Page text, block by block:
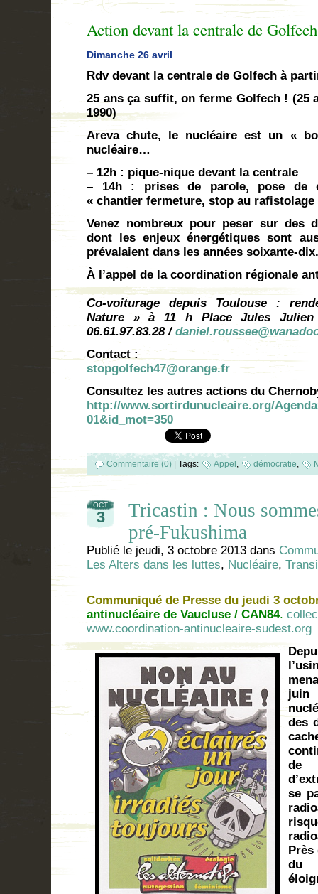
Action devant la centrale de Golfech
Dimanche 26 avril
Rdv devant la centrale de Golfech à
25 ans ça suffit, on ferme Golfech ! (25
1990)
Areva chute, le nucléaire est un «
nucléaire…
– 12h : pique-nique devant la centrale
– 14h : prises de parole, pose de
« chantier fermeture, stop au
Venez nombreux pour peser sur des
dont les enjeux énergétiques sont
prévalaient dans les années soixante-dix.
À l’appel de la coordination régionale
Co-voiturage depuis Toulouse :
Nature » à 11 h Place Jules Julien
06.61.97.83.28 /
Contact :
stopgolfech47@orange.fr
Consultez les autres actions du
http://www.sortirdunucleaire.org/
01&id_mot=350
Commentaire (0) Tags: Appel , démocratie,
OCT
3
Tricastin : Nous
pré-Fukushima
Publié le jeudi, 3 octobre 2013 dans
Les Alters dans les luttes, Nucléaire,
Communiqué de Presse du jeudi 3
antinucléaire de Vaucluse / CAN84.
www.coordination-antinucleaire-sudest.org
juin
des
de
se
du